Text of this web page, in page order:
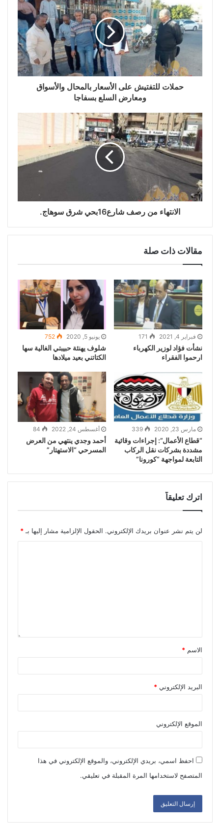
حملات للتفتيش على الأسعار بالمحال والأسواق
ومعارض السلع بسفاجا
الانتهاء من رصف شارع16بحي شرق سوهاج.
مقالات ذات صلة
فبراير 4, 2021 171
نشأت فؤاد لوزير الكهرباء
ارحموا الفقراء
يونيو 5, 2020 752
شلوف يهنئة حبيبتي الغالية سها
الكتاتني بعيد ميلادها
مارس 23, 2020 339
“قطاع الأعمال”: إجراءات وقائية
مشددة بشركات نقل الركاب
التابعة لمواجهة “كورونا”
أغسطس 24, 2022 84
أحمد وجدي ينتهي من العرض
المسرحي “الاستهتار”
اترك تعليقاً
لن يتم نشر عنوان بريدك الإلكتروني. الحقول الإلزامية مشار إليها بـ *
الاسم *
البريد الإلكتروني *
الموقع الإلكتروني
احفظ اسمي، بريدي الإلكتروني، والموقع الإلكتروني في هذا
المتصفح لاستخدامها المرة المقبلة في تعليقي.